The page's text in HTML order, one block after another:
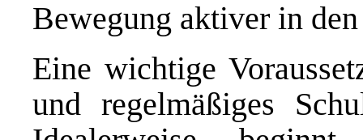
Bewegung aktiver in
Eine wichtige
und regelmäßiges